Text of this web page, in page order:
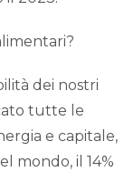
dei nostri
tutte le
e capitale,
mondo, il 14%